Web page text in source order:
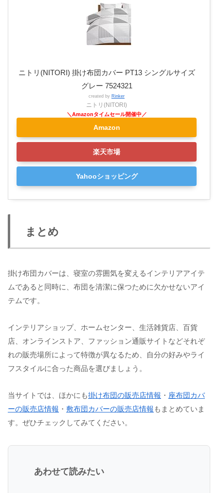
ニトリ(NITORI) 掛け布団カバー PT13 シングルサイズ
グレー 7524321
created by Rinker
ニトリ(NITORI)
Amazon
楽天市場
Yahooショッピング
まとめ
掛け布団カバーは、寝室の雰囲気を変えるインテリアアイテ
ムであると同時に、布団を清潔に保つために欠かせないアイ
テムです。
インテリアショップ、ホームセンター、生活雑貨店、百貨
店、オンラインストア、ファッション通販サイトなどそれぞ
れの販売場所によって特徴が異なるため、自分の好みやライ
フスタイルに合った商品を選びましょう。
当サイトでは、ほかにも掛け布団の販売店情報 ・ 座布団カバ
ーの販売店情報 ・ 敷布団カバーの販売店情報 もまとめていま
す。ぜひチェックしてみてください。
あわせて読みたい